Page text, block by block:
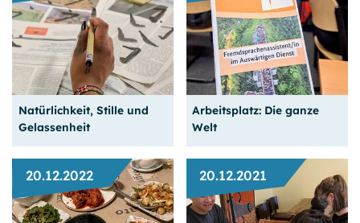
Ein Besuch im Korea­
nischen Kulturzentrum
Weiterlesen
Digitale Chancen: Wir
unterstützen eine
nigerianische Schule mit
Laptops
Weiterlesen
Natürlichkeit, Stille und
Gelassenheit
Arbeitsplatz: Die ganze
Welt
20.12.2022 20.12.2021